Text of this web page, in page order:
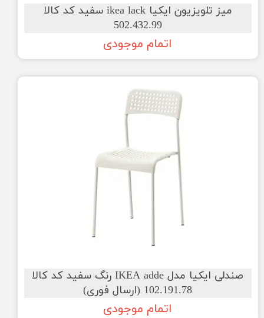
میز تلویزیون ایکیا ikea lack سفید کد کالا
502.432.99
اتمام موجودی
صندلی ایکیا مدل IKEA adde رنگ سفید کد کالا
102.191.78 (ارسال فوری)
اتمام موجودی